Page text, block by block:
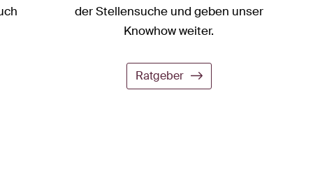
der Stellensuche und geben unser
Knowhow weiter.
Ratgeber